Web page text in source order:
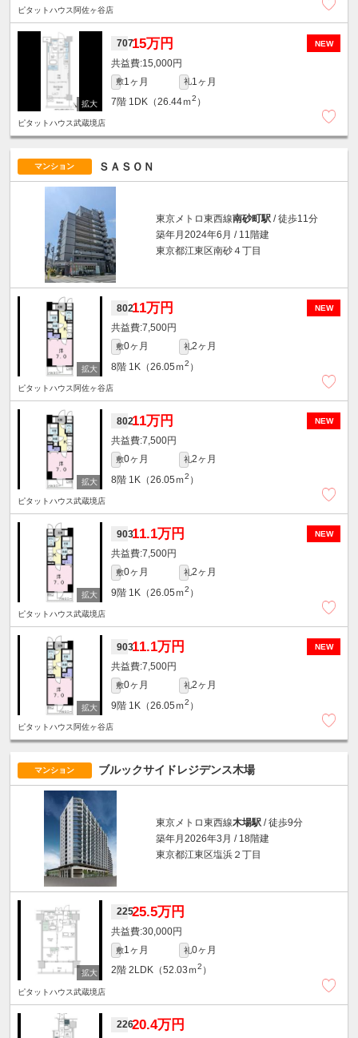
ピタットハウス阿佐ヶ谷店
NEW
70715万円
15,000円
敷1ヶ月 礼1ヶ月
7階 1DK（26.44ｍ2 ）
ピタットハウス武蔵境店
マンション ＳＡＳＯＮ
東京メトロ東西線南砂町駅 / 徒歩11分
築年月2024年6月 / 11階建
東京都江東区南砂４丁目
NEW
80211万円
7,500円
敷0ヶ月 礼2ヶ月
8階 1K（26.05ｍ2 ）
ピタットハウス阿佐ヶ谷店
NEW
80211万円
7,500円
敷0ヶ月 礼2ヶ月
8階 1K（26.05ｍ2 ）
ピタットハウス武蔵境店
NEW
90311.1万円
7,500円
敷0ヶ月 礼2ヶ月
9階 1K（26.05ｍ2 ）
ピタットハウス武蔵境店
NEW
90311.1万円
7,500円
敷0ヶ月 礼2ヶ月
9階 1K（26.05ｍ2 ）
ピタットハウス阿佐ヶ谷店
マンション ブルックサイドレジデンス木場
東京メトロ東西線木場駅 / 徒歩9分
築年月2026年3月 / 18階建
東京都江東区塩浜２丁目
22525.5万円
30,000円
敷1ヶ月 礼0ヶ月
2階 2LDK（52.03ｍ2 ）
ピタットハウス武蔵境店
22620.4万円